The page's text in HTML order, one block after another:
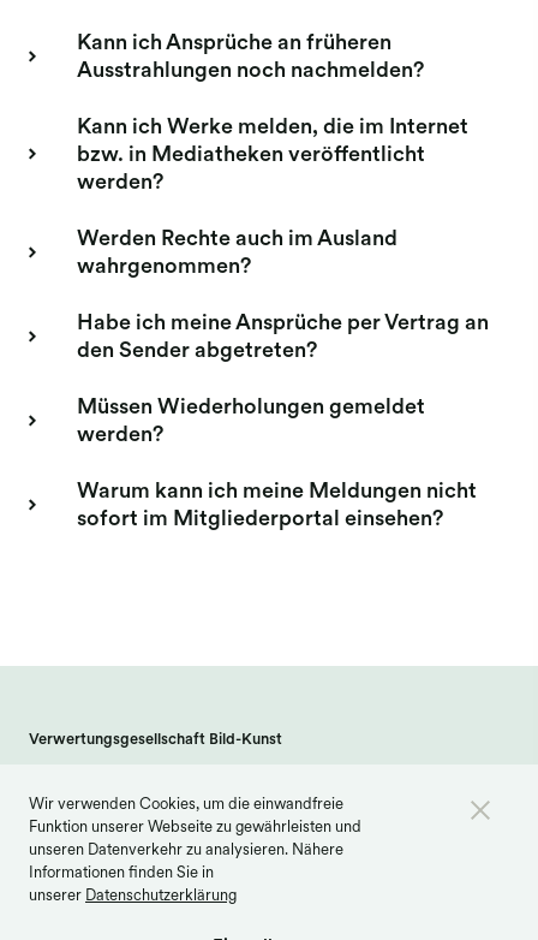
Kann ich Ansprüche an früheren
Ausstrahlungen noch nachmelden?
Kann ich Werke melden, die im Internet
bzw. in Mediatheken veröffentlicht
werden?
Werden Rechte auch im Ausland
wahrgenommen?
Habe ich meine Ansprüche per Vertrag an
den Sender abgetreten?
Müssen Wiederholungen gemeldet
werden?
Warum kann ich meine Meldungen nicht
sofort im Mitgliederportal einsehen?
Verwertungsgesellschaft Bild-Kunst
info@bildkunst.de·Telefon 0228 979 20 -600
Impressum Datenschutz
Barrierefreiheit Cookie Einstellungen
Wir verwenden Cookies, um die einwandfreie
Funktion unserer Webseite zu gewährleisten und
unseren Datenverkehr zu analysieren. Nähere
Informationen finden Sie in
unserer Datenschutzerklärung